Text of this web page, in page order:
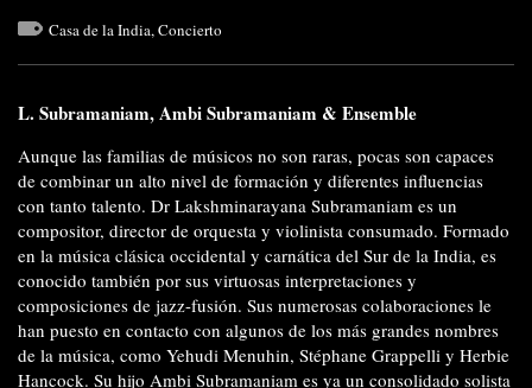
Casa de la India,Concierto
L. Subramaniam, Ambi Subramaniam & Ensemble
Aunque las familias de músicos no son raras, pocas son capaces
de combinar un alto nivel de formación y diferentes influencias
con tanto talento. Dr Lakshminarayana Subramaniam es un
compositor, director de orquesta y violinista consumado. Formado
en la música clásica occidental y carnática del Sur de la India, es
conocido también por sus virtuosas interpretaciones y
composiciones de jazz-fusión. Sus numerosas colaboraciones le
han puesto en contacto con algunos de los más grandes nombres
de la música, como Yehudi Menuhin, Stéphane Grappelli y Herbie
Hancock. Su hijo Ambi Subramaniam es ya un consolidado solista